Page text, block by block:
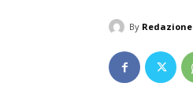
By Redazione